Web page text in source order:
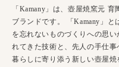
「Kamany」は、壺屋焼窯元
ブランドです。 「Kamany」
を忘れないものづくりへの思
れてきた技術と、先人の手仕
暮らしに寄り添う新しい壺屋